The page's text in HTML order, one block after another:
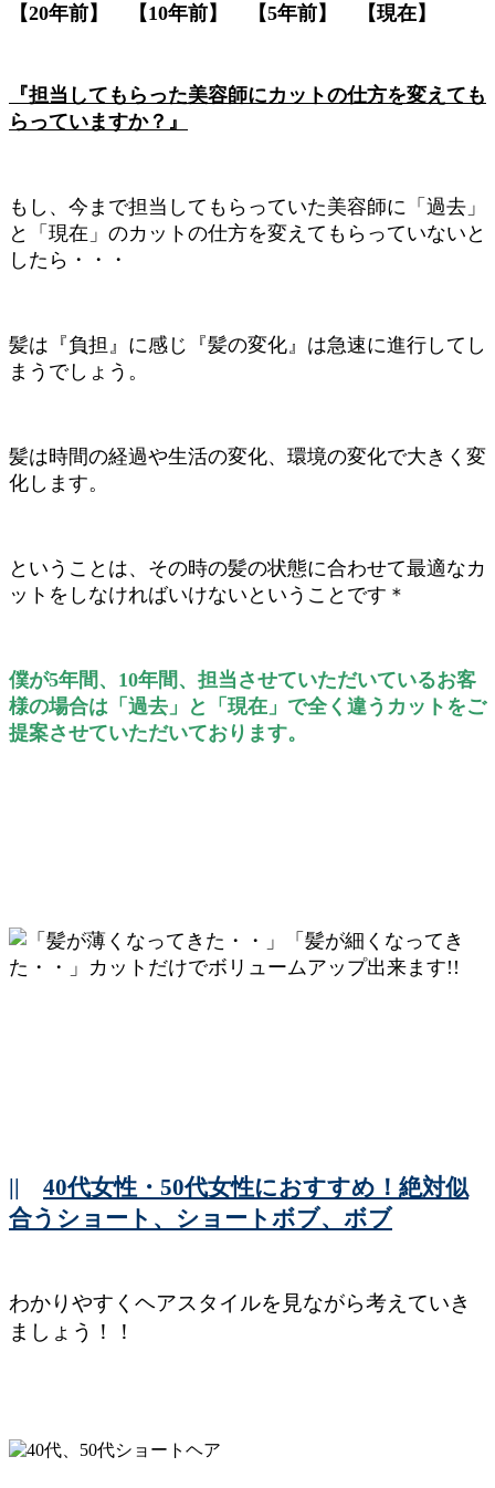
【20年前】 【10年前】 【5年前】 【現在】
『担当してもらった美容師にカットの仕方を変えても
らっていますか？』
もし、今まで担当してもらっていた美容師に「過去」
と「現在」のカットの仕方を変えてもらっていないと
したら・・・
髪は『負担』に感じ『髪の変化』は急速に進行してし
まうでしょう。
髪は時間の経過や生活の変化、環境の変化で大きく変
化します。
ということは、その時の髪の状態に合わせて最適なカ
ットをしなければいけないということです＊
僕が5年間、10年間、担当させていただいているお客
様の場合は「過去」と「現在」で全く違うカットをご
提案させていただいております。
|| 40代女性・50代女性におすすめ！絶対似
合うショート、ショートボブ、ボブ
わかりやすくヘアスタイルを見ながら考えていき
ましょう！！